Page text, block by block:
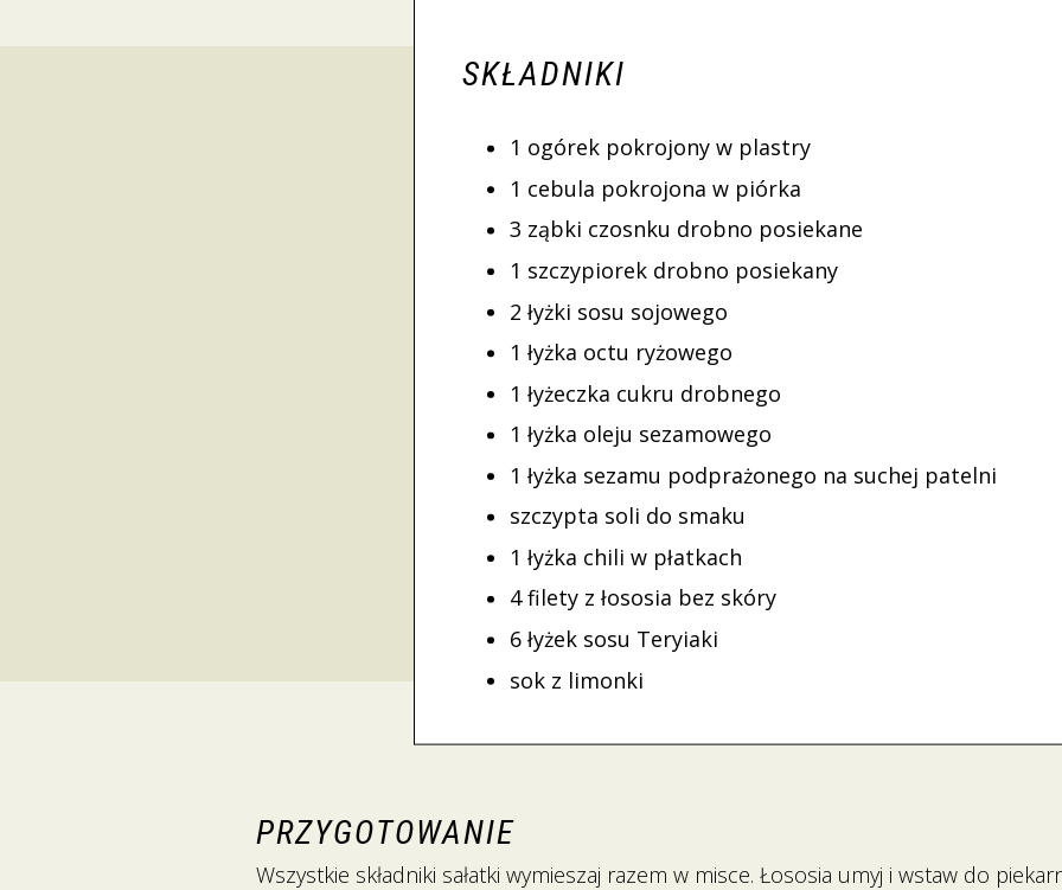
SKŁADNIKI
1 ogórek pokrojony w plastry
1 cebula pokrojona w piórka
3 ząbki czosnku drobno posiekane
1 szczypiorek drobno posiekany
2 łyżki sosu sojowego
1 łyżka octu ryżowego
1 łyżeczka cukru drobnego
1 łyżka oleju sezamowego
1 łyżka sezamu podprażonego na suchej patelni
szczypta soli do smaku
1 łyżka chili w płatkach
4 filety z łososia bez skóry
6 łyżek sosu Teryiaki
sok z limonki
PRZYGOTOWANIE
Wszystkie składniki sałatki wymieszaj razem w misce. Łososia umyj i wstaw do